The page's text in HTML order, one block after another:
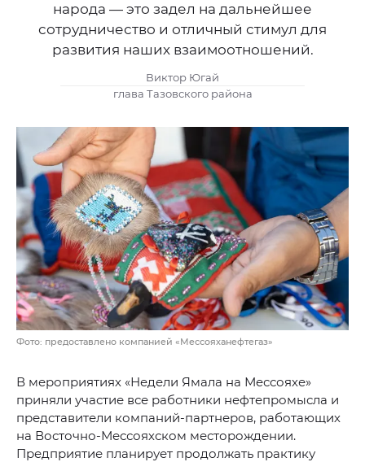
народа — это задел на дальнейшее
сотрудничество и отличный стимул для
развития наших взаимоотношений.
Виктор Югай
глава Тазовского района
Фото: предоставлено компанией «Мессояханефтегаз»
В мероприятиях «Недели Ямала на Мессояхе»
приняли участие все работники нефтепромысла и
представители компаний-партнеров, работающих
на Восточно-Мессояхском месторождении.
Предприятие планирует продолжать практику